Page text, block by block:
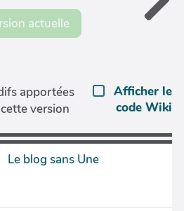
actuelle
apportées
version
Afficher le
code Wiki